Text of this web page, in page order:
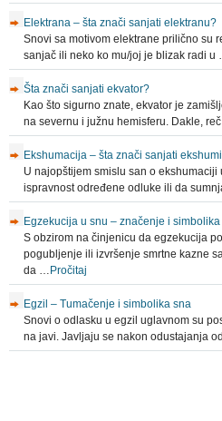
Elektrana – šta znači sanjati elektranu?
Snovi sa motivom elektrane prilično su
sanjač ili neko ko mu/joj je blizak radi u
Šta znači sanjati ekvator?
Kao što sigurno znate, ekvator je
na severnu i južnu hemisferu. Dakle,
Ekshumacija – šta znači sanjati
U najopštijem smislu san o
ispravnost određene odluke ili da
Egzekucija u snu – značenje i simbolika
S obzirom na činjenicu da egzekucija
pogubljenje ili izvršenje smrtne kazne
da … Pročitaj
Egzil – Tumačenje i simbolika sna
Snovi o odlasku u egzil uglavnom su
na javi. Javljaju se nakon odustajanja